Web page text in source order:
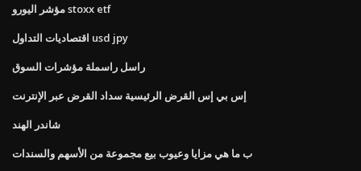
مؤشر اليورو stoxx etf
اقتصاديات التداول usd jpy
راسل راسملة مؤشرات السوق
إس بي إس القرض الرئيسية سداد القرض عبر الإنترنت
شاندر الهند
ب ما هي مزايا وعيوب بيع مجموعة من الأسهم والسندات